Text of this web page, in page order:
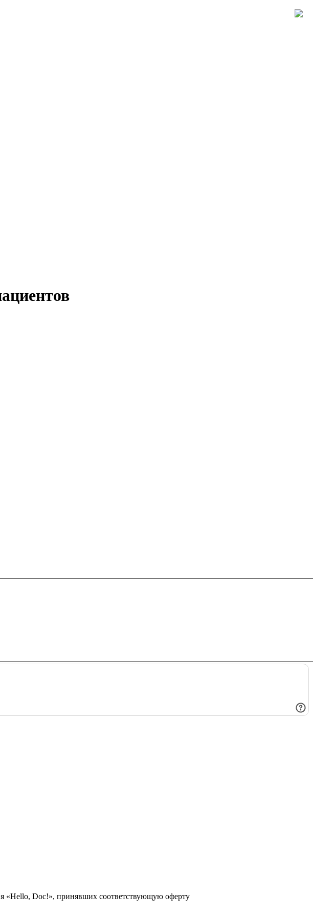
«Hello, Doc!», принявших соответствующую оферту